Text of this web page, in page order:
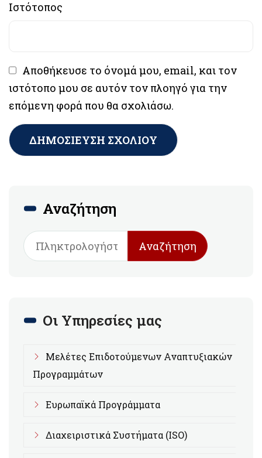
Ιστότοπος
Αποθήκευσε το όνομά μου, email, και τον
ιστότοπο μου σε αυτόν τον πλοηγό για την
επόμενη φορά που θα σχολιάσω.
Αναζήτηση
Αναζήτηση
Οι Υπηρεσίες μας
Μελέτες Επιδοτούμενων Αναπτυξιακών
Προγραμμάτων
Ευρωπαϊκά Προγράμματα
Διαχειριστικά Συστήματα (ISO)